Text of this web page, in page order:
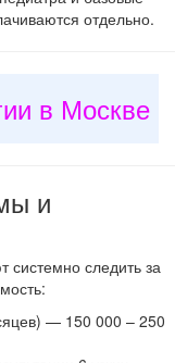
отдельно.
в Москве
и
следить за
— 150 000 – 250